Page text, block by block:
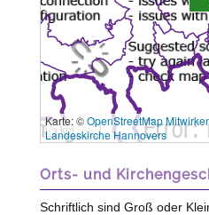
3 km
Karte: ©OpenStreetMap
Landeskirche Hannovers
Orts- und
Schriftlich sind Groß oder